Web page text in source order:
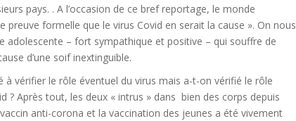
pays. . A l’occasion de ce bref reportage, le monde
preuve formelle que le virus Covid en serait la cause ». On nous
adolescente – fort sympathique et positive – qui souffre de
d’une soif inextinguible.
à vérifier le rôle éventuel du virus mais a-t-on vérifié le rôle
? Après tout, les deux « intrus » dans bien des corps depuis
anti-corona et la vaccination des jeunes a été vivement